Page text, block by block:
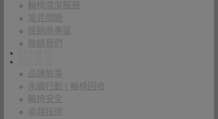
輪椅清潔服務
常見問題
經銷商專區
聯絡我們
品牌故事
永續行動 | 輪椅回收
輪椅安全
卓越技術